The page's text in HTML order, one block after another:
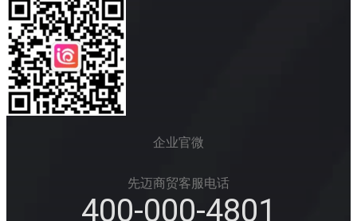
企业官微
先迈商贸客服电话
400-000-4801